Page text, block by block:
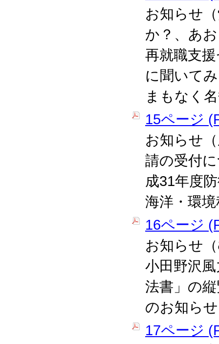
お知らせ
か？、あ
再就職支
に聞いて
まもなく
15ページ
お知らせ
請の受付
成31年度
海洋・環
16ページ
お知らせ
小田野沢
法書」の
のお知らせ
17ページ